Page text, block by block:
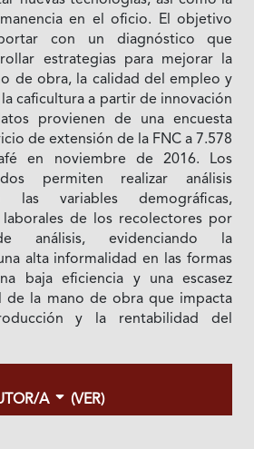
en el oficio. El objetivo
con un diagnóstico que
estrategias para mejorar la
de obra, la calidad del empleo y
caficultura a partir de innovación
provienen de una encuesta
de extensión de la FNC a 7.578
en noviembre de 2016. Los
permiten realizar análisis
las variables demográficas,
laborales de los recolectores por
análisis, evidenciando la
alta informalidad en las formas
baja eficiencia y una escasez
de la mano de obra que impacta
y la rentabilidad del
A (VER)